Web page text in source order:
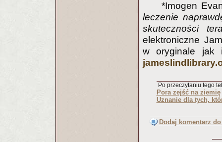
*Imogen
leczenie
skuteczności
elektroniczne
w oryginale jak
Po przeczytaniu tego
Pora zejść na ziemię
Uznanie dla tych,
Dodaj komentarz